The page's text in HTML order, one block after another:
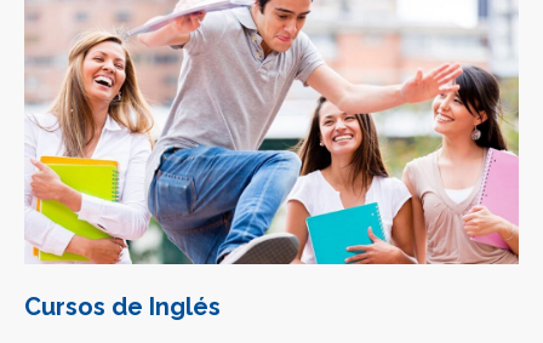
Cursos de Inglés